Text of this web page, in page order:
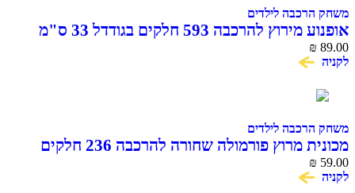
משחק הרכבה לילדים
אופנוע מירוץ להרכבה 593 חלקים בגודדל 33 ס"מ
COME ALIVE
₪ 89.00
לקניה
משחק הרכבה לילדים
מכונית מרוץ פורמולה שחורה להרכבה 236 חלקים
COME ALIVE MACHINA
₪ 59.00
לקניה